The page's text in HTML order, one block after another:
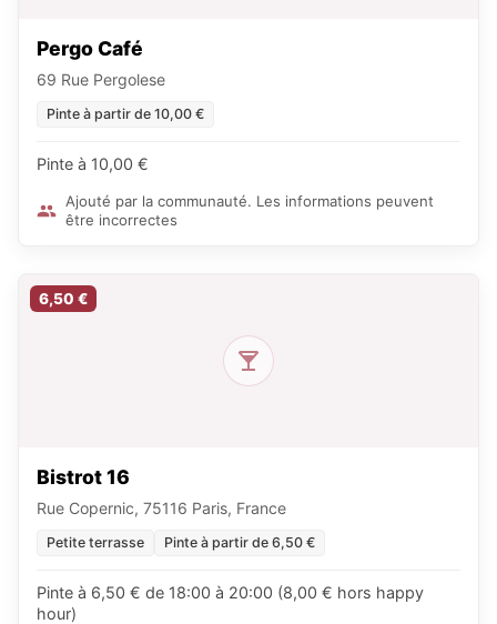
Pergo Café
69 Rue Pergolese
Pinte à partir de 10,00 €
Pinte à 10,00 €
Ajouté par la communauté. Les informations peuvent
être incorrectes
6,50 €
Bistrot 16
Rue Copernic, 75116 Paris, France
Petite terrasse Pinte à partir de 6,50 €
Pinte à 6,50 € de 18:00 à 20:00 (8,00 € hors happy
hour)